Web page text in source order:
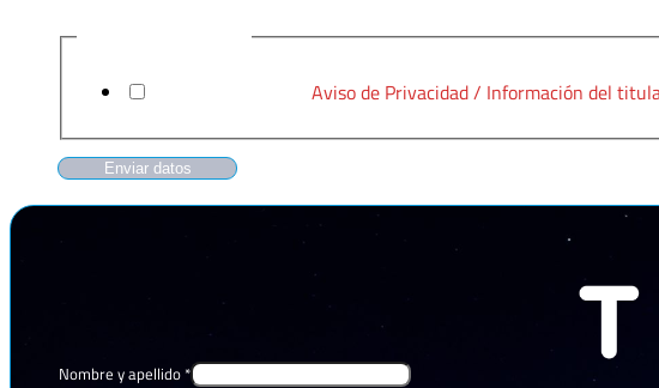
Aviso de Privacidad / Información del
Enviar datos
Nombre y apellido *